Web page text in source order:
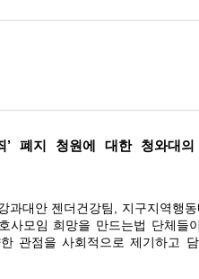
’ 폐지 청원에 대한 청와대
과대안 젠더건강팀, 지구지역행
사모임 희망을 만드는법 단체들
관점을 사회적으로 제기하고